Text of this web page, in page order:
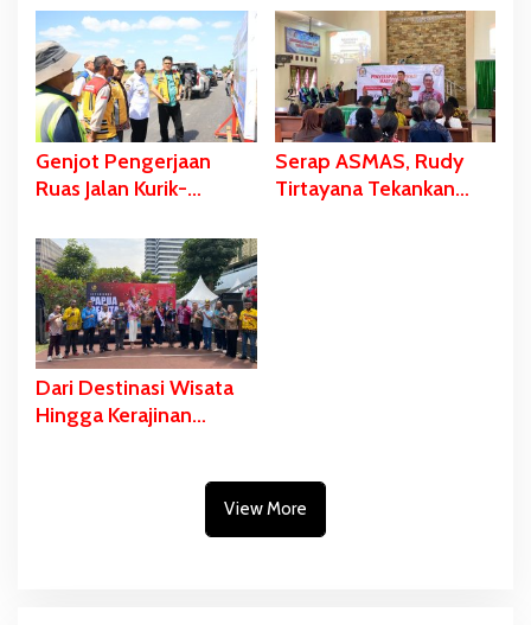
‘Didandani,’
Kepanitiaan HUT RI ke-
81 Terbentuk,
Sejumlah Kegiatan
Dihelat
Gubernur Safanpo
Genjot Pengerjaan
Ruas Jalan Kurik-
Kota-Rawa Sari,
Gubernur Safanpo:
Tahun ini Tuntas
Serap ASMAS, Rudy
Tirtayana Tekankan
Dari Destinasi Wisata
Hingga Kerajinan
View More